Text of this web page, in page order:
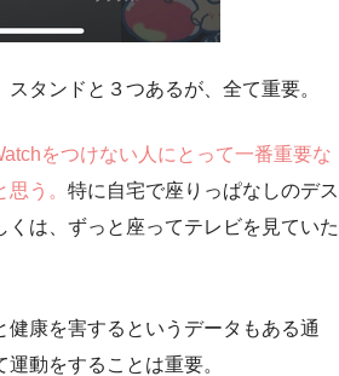
タンドと３つあるが、全て重要。
をつけない人にとって一番重要な
う。 特に自宅で座りっぱなしのデス
くは、ずっと座ってテレビを見ていた
健康を害するというデータもある通
動をすることは重要。